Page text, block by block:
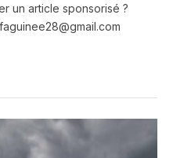
un article sponsorisé ?